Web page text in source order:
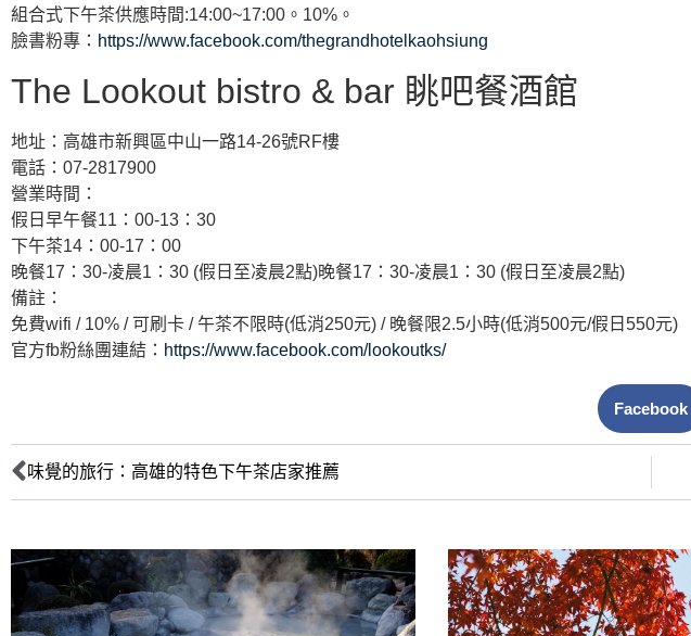
組合式下午茶供應時間:14:00~17:00。10%。
臉書粉專： https://www.facebook.com/thegrandhotelkaohsiung
The Lookout bistro & bar 眺吧餐酒館
地址：高雄市新興區中山一路14-26號RF樓
電話：07-2817900
營業時間：
假日早午餐11：00-13：30
下午茶14：00-17：00
晚餐17：30-凌晨1：30 (假日至凌晨2點)晚餐17：30-凌晨1：30 (假日至凌晨2點)
備註：
免費wifi / 10% / 可刷卡 / 午茶不限時(低消250元) / 晚餐限2.5小時(低消500元/假日550元)
官方fb粉絲團連結： https://www.facebook.com/lookoutks/
Facebook
味覺的旅行：高雄的特色下午茶店家推薦